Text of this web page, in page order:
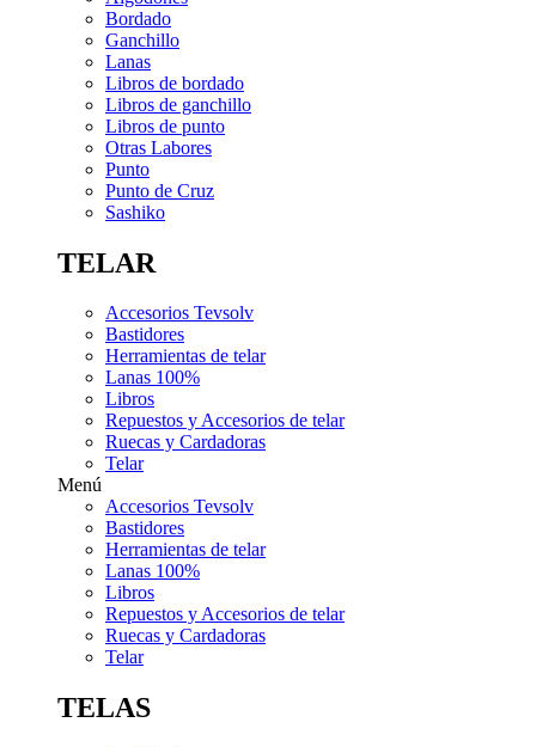
Bordado
Ganchillo
Lanas
Libros de bordado
Libros de ganchillo
Libros de punto
Otras Labores
Punto
Punto de Cruz
Sashiko
TELAR
Accesorios Tevsolv
Bastidores
Herramientas de telar
Lanas 100%
Libros
Repuestos y Accesorios de telar
Ruecas y Cardadoras
Telar
Menú
Accesorios Tevsolv
Bastidores
Herramientas de telar
Lanas 100%
Libros
Repuestos y Accesorios de telar
Ruecas y Cardadoras
Telar
TELAS